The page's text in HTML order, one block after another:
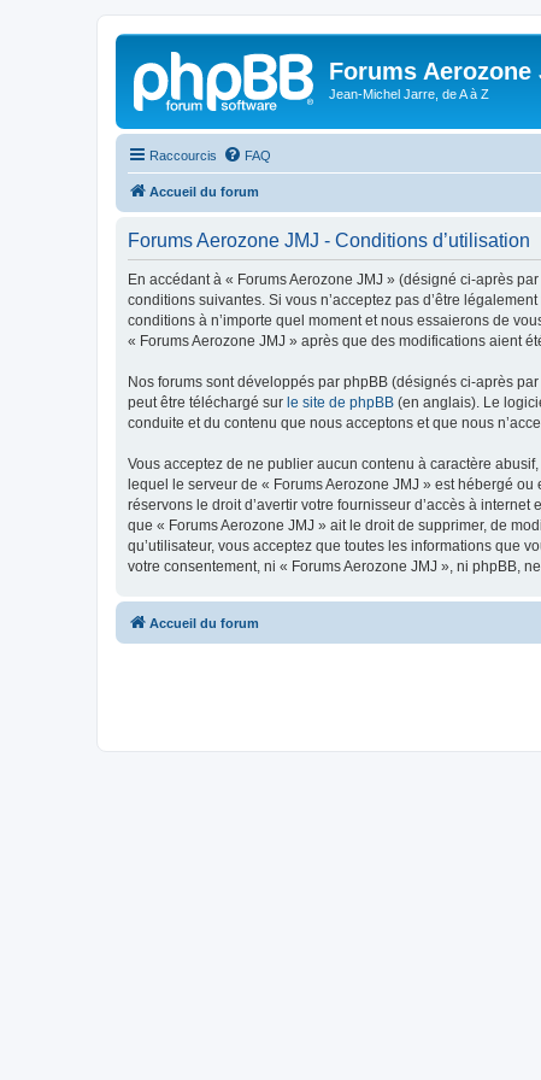
Forums Aerozone
Jean-Michel Jarre, de A à Z
Raccourcis FAQ
Accueil du forum
Forums Aerozone JMJ - Conditions d’utilisation
En accédant à « Forums Aerozone JMJ » (désigné ci-après
conditions suivantes. Si vous n’acceptez pas d’être
conditions à n’importe quel moment et nous essaierons de
« Forums Aerozone JMJ » après que des modifications aient
Nos forums sont développés par phpBB (désignés ci-après
peut être téléchargé sur le site de phpBB (en anglais). Le
conduite et du contenu que nous acceptons et que nous
Vous acceptez de ne publier aucun contenu à caractère
lequel le serveur de « Forums Aerozone JMJ » est hébergé
réservons le droit d’avertir votre fournisseur d’accès à
que « Forums Aerozone JMJ » ait le droit de supprimer, de
qu’utilisateur, vous acceptez que toutes les informations que
votre consentement, ni « Forums Aerozone JMJ », ni phpBB,
Accueil du forum